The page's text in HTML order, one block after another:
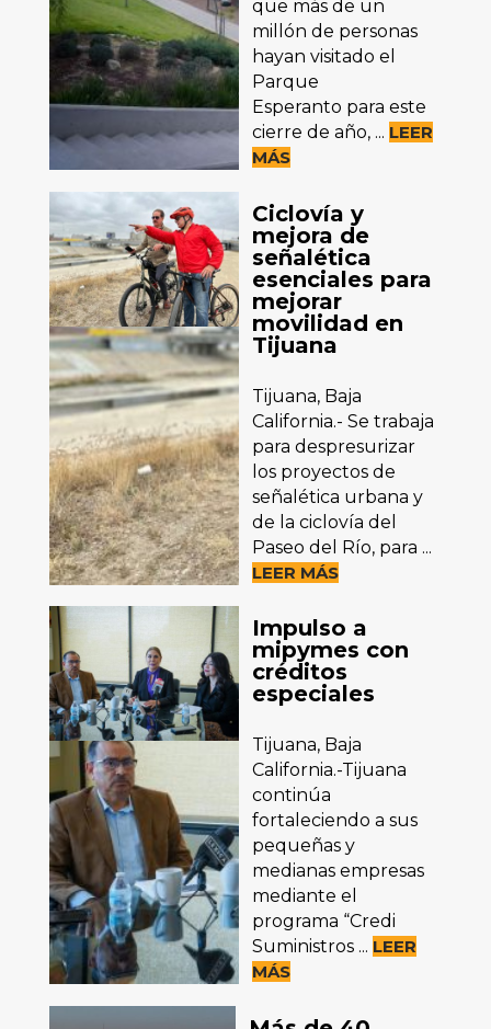
que más de un
millón de personas
hayan visitado el
Parque
Esperanto para este
cierre de año, ... LEER
MÁS
Ciclovía y
mejora de
señalética
esenciales para
mejorar
movilidad en
Tijuana
Tijuana, Baja
California.- Se trabaja
para despresurizar
los proyectos de
señalética urbana y
de la ciclovía del
Paseo del Río, para ...
LEER MÁS
Impulso a
mipymes con
créditos
especiales
Tijuana, Baja
California.-Tijuana
continúa
fortaleciendo a sus
pequeñas y
medianas empresas
mediante el
programa “Credi
Suministros ... LEER
MÁS